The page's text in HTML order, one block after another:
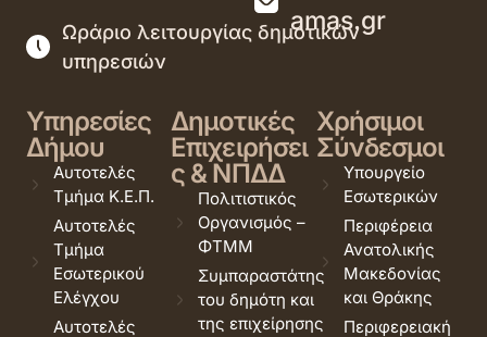
amas.gr
Ωράριο λειτουργίας δημοτικών
υπηρεσιών
Υπηρεσίες
Δήμου
Αυτοτελές
Τμήμα Κ.Ε.Π.
Αυτοτελές
Τμήμα
Εσωτερικού
Ελέγχου
Αυτοτελές
Δημοτικές
Επιχειρήσει
ς & ΝΠΔΔ
Πολιτιστικός
Οργανισμός –
ΦΤΜΜ
Συμπαραστάτης
του δημότη και
της επιχείρησης
Χρήσιμοι
Σύνδεσμοι
Υπουργείο
Εσωτερικών
Περιφέρεια
Ανατολικής
Μακεδονίας
και Θράκης
Περιφερειακή